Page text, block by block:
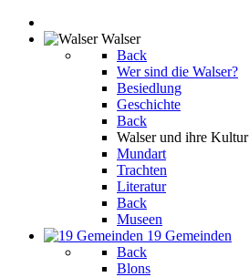
Walser
Back
Wer sind die Walser?
Besiedlung
Geschichte
Back
Walser und ihre Kultur
Mundart
Trachten
Literatur
Back
Museen
19 Gemeinden
Back
Blons